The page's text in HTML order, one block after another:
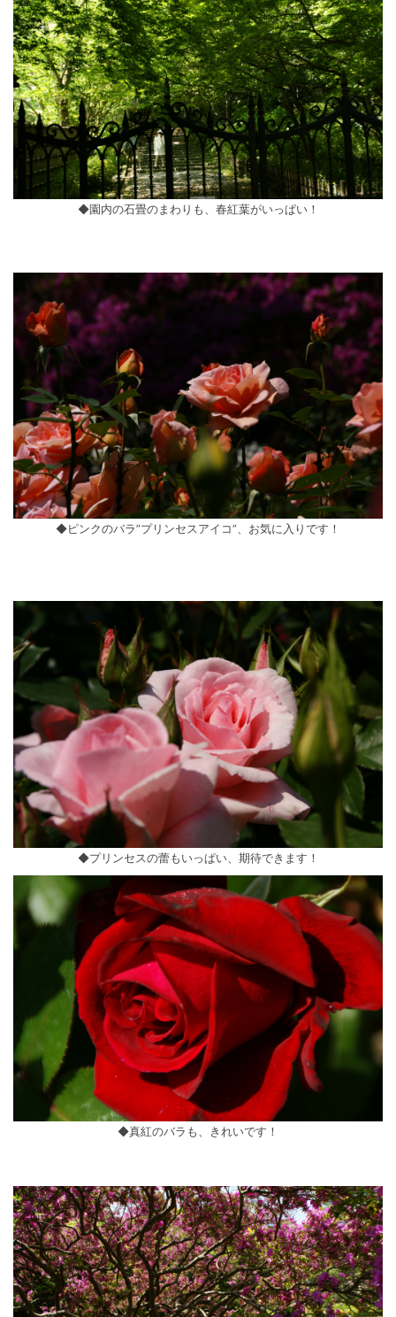
◆園内の石畳のまわりも、春紅葉がいっぱい！
◆ピンクのバラ”プリンセスアイコ”、お気に入りです！
◆プリンセスの蕾もいっぱい、期待できます！
◆真紅のバラも、きれいです！